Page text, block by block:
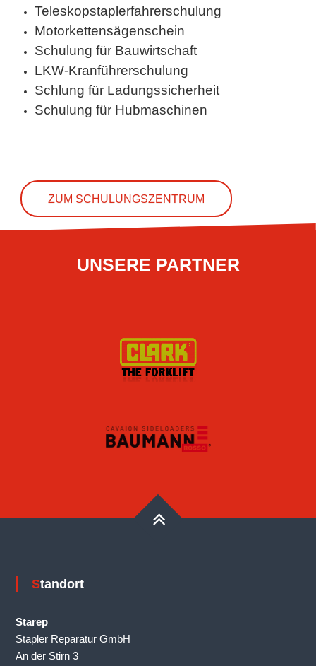
Teleskopstaplerfahrerschulung
Motorkettensägenschein
Schulung für Bauwirtschaft
LKW-Kranführerschulung
Schlung für Ladungssicherheit
Schulung für Hubmaschinen
ZUM SCHULUNGSZENTRUM
UNSERE PARTNER
Standort
Starep
Stapler Reparatur GmbH
An der Stirn 3